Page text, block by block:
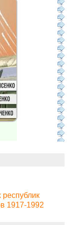
республик
1917-1992